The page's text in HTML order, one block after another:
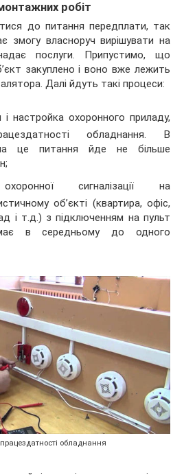
робіт
до питання передплати, так
змогу власноруч вирішувати на
послуги. Припустимо, що
закуплено і воно вже лежить
Далі йдуть такі процеси:
і настройка охоронного приладу,
обладнання. В
це питання йде не більше
сигналізації на
об’єкті (квартира, офіс,
і т.д.) з підключенням на пульт
в середньому до одного
обладнання